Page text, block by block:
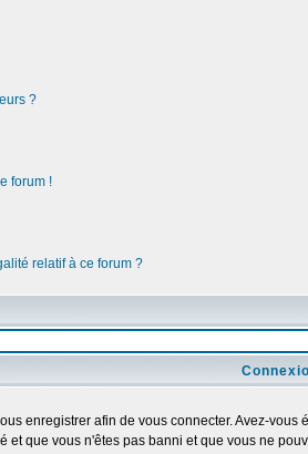
?
forum !
relatif à ce forum ?
enregistrer afin de vous connecter. Avez-
que vous n'êtes pas banni et que vous ne